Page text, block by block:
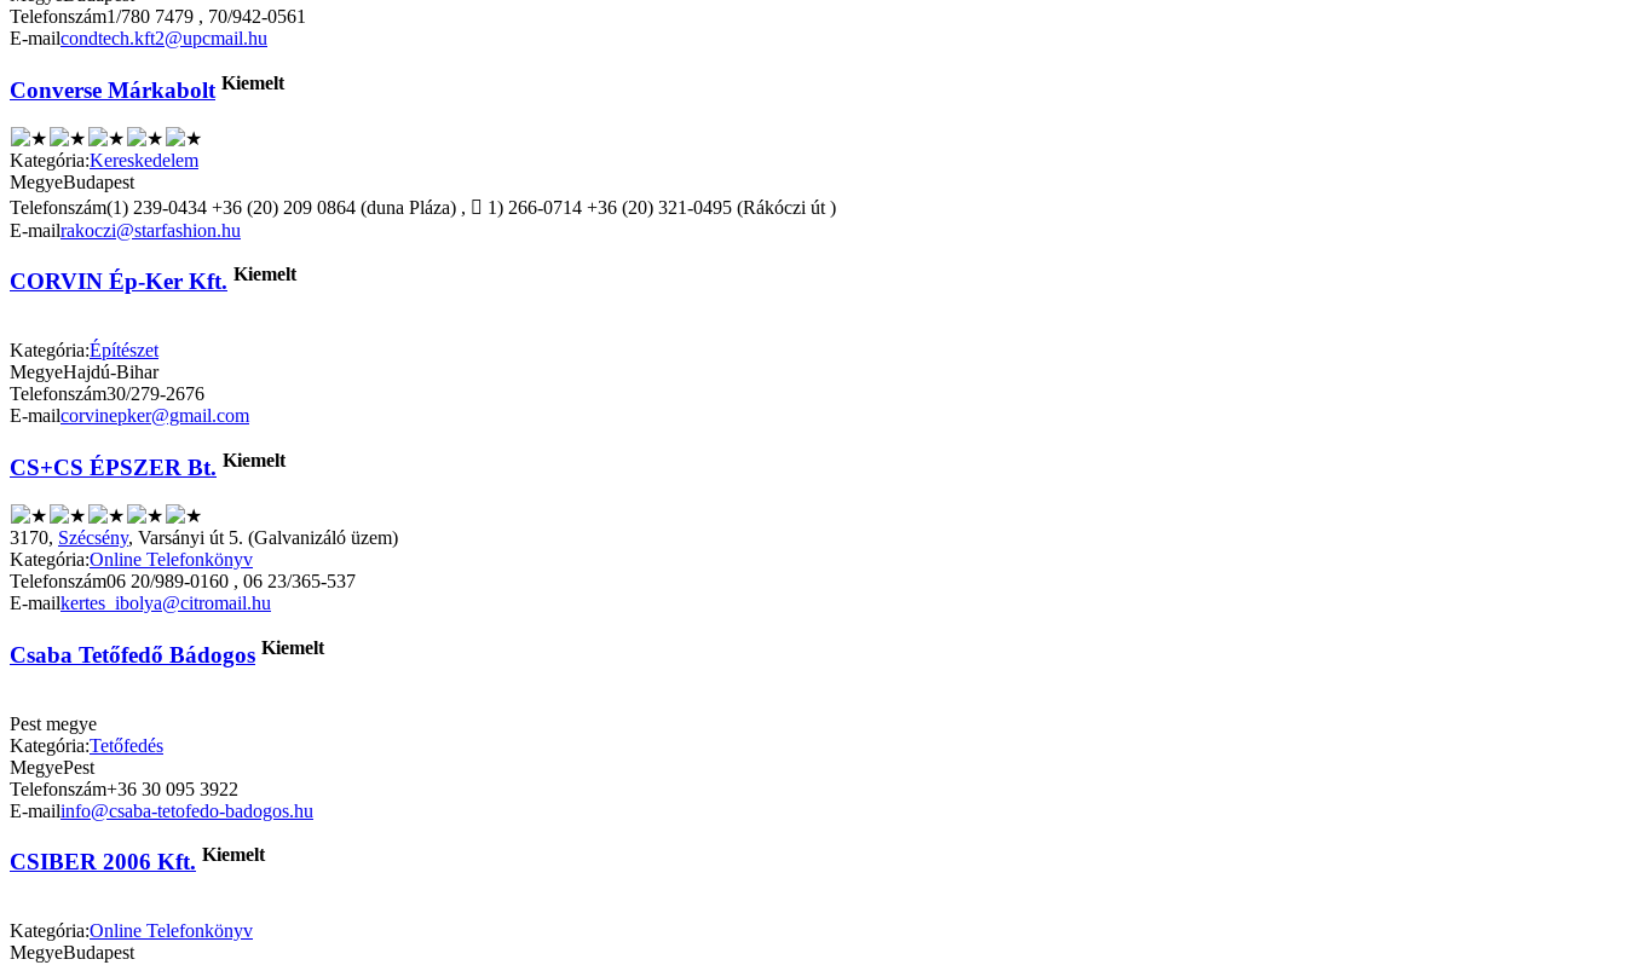
Telefonszám1/780 7479 , 70/942-0561
E-mailcondtech.kft2@upcmail.hu
Converse Márkabolt Kiemelt
Kategória:Kereskedelem
MegyeBudapest
Telefonszám(1) 239-0434 +36 (20) 209 0864 (duna Pláza) ,  1) 266-0714 +36 (20) 321-0495 (Rákóczi út )
E-mailrakoczi@starfashion.hu
CORVIN Ép-Ker Kft. Kiemelt
Kategória:Építészet
MegyeHajdú-Bihar
Telefonszám30/279-2676
E-mailcorvinepker@gmail.com
CS+CS ÉPSZER Bt. Kiemelt
3170, Szécsény, Varsányi út 5. (Galvanizáló üzem)
Kategória:Online Telefonkönyv
Telefonszám06 20/989-0160 , 06 23/365-537
E-mailkertes_ibolya@citromail.hu
Csaba Tetőfedő Bádogos Kiemelt
Pest megye
Kategória:Tetőfedés
MegyePest
Telefonszám+36 30 095 3922
E-mailinfo@csaba-tetofedo-badogos.hu
CSIBER 2006 Kft. Kiemelt
Kategória:Online Telefonkönyv
MegyeBudapest